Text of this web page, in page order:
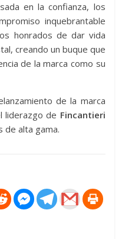
en la confianza, los
inquebrantable
honrados de dar vida
creando un buque que
de la marca como su
de la marca
liderazgo de Fincantieri
de alta gama.